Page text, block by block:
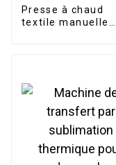
Presse à chaud
textile manuelle
impression sur t-
shirts et plaques.